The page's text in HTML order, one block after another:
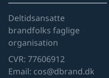
Deltidsansatte
brandfolks faglige
organisation
CVR: 77606912
Email: cos@dbrand.dk